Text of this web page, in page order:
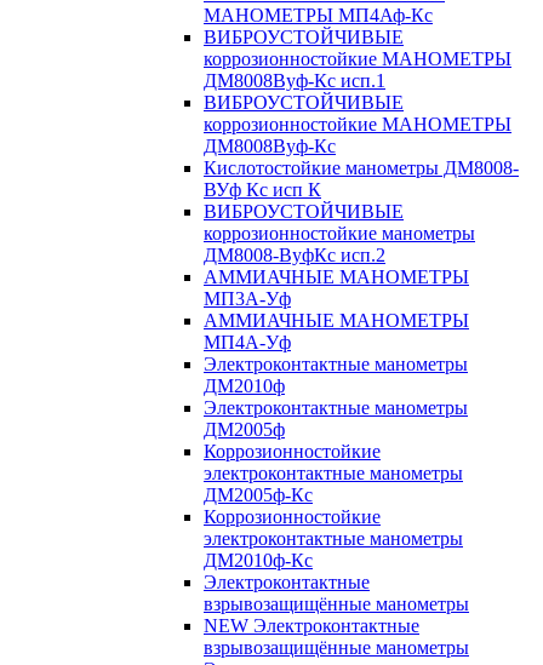
МАНОМЕТРЫ МП4Аф-Кс
ВИБРОУСТОЙЧИВЫЕ
коррозионностойкие МАНОМЕТРЫ
ДМ8008Вуф-Кс исп.1
ВИБРОУСТОЙЧИВЫЕ
коррозионностойкие МАНОМЕТРЫ
ДМ8008Вуф-Кс
Кислотостойкие манометры ДМ8008-
ВУф Кс исп К
ВИБРОУСТОЙЧИВЫЕ
коррозионностойкие манометры
ДМ8008-ВуфКс исп.2
АММИАЧНЫЕ МАНОМЕТРЫ
МП3А-Уф
АММИАЧНЫЕ МАНОМЕТРЫ
МП4А-Уф
Электроконтактные манометры
ДМ2010ф
Электроконтактные манометры
ДМ2005ф
Коррозионностойкие
электроконтактные манометры
ДМ2005ф-Кс
Коррозионностойкие
электроконтактные манометры
ДМ2010ф-Кс
Электроконтактные
взрывозащищённые манометры
NEW Электроконтактные
взрывозащищённые манометры